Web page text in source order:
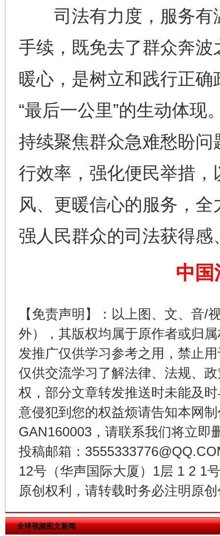
司法有力度，服务有
手续，既免去了群众奔
暖心，是树立和践行正
“最后一公里”的生动体
持续聚焦群众急难愁盼
行效率，强化便民举措
风、更暖信心的服务，
强人民群众的司法获得
中国
【免责声明】：以上图、文、音/
外），其版权均属于原作者或归
发推广仅供学习参考之用，禁止
仅供交流学习了解法律、法规、
权，部分文章转发推送时未能及
意侵犯到您的权益烦请告知本网
GAN160003，请联系我们将立即
投稿邮箱：
12号（华声国际大厦）1层 1 2 1
原创权利，请转载时务必注明原
全球视频图文新闻
在谋一域中谋全局
今